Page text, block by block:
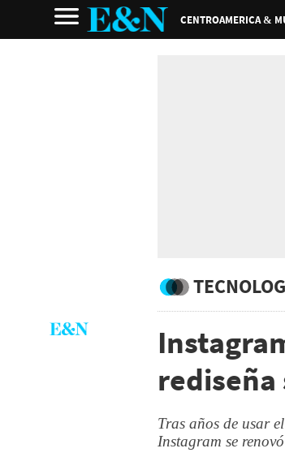
CENTROAMERICA &
rediseña
Tras años de usar
Instagram se